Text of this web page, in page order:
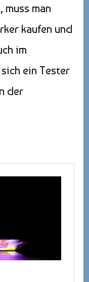
man
kaufen und
im
ein Tester
der